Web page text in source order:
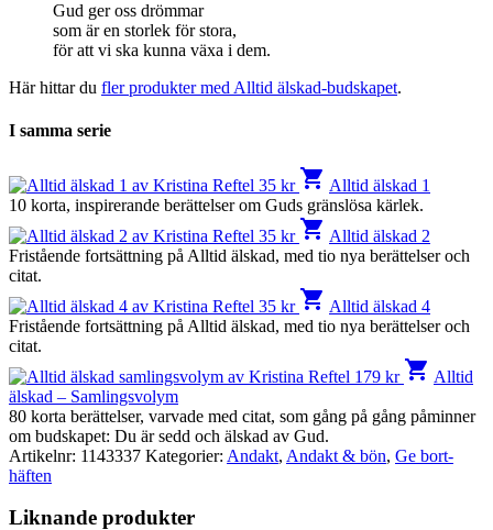
Gud ger oss drömmar
som är en storlek för stora,
för att vi ska kunna växa i dem.
Här hittar du fler produkter med Alltid älskad-budskapet.
I samma serie
35 kr shopping_cart Alltid älskad 1
10 korta, inspirerande berättelser om Guds gränslösa kärlek.
35 kr shopping_cart Alltid älskad 2
Fristående fortsättning på Alltid älskad, med tio nya berättelser och
citat.
35 kr shopping_cart Alltid älskad 4
Fristående fortsättning på Alltid älskad, med tio nya berättelser och
citat.
179 kr shopping_cart Alltid
älskad – Samlingsvolym
80 korta berättelser, varvade med citat, som gång på gång påminner
om budskapet: Du är sedd och älskad av Gud.
Artikelnr: 1143337 Kategorier: Andakt, Andakt & bön, Ge bort-
häften
Liknande produkter